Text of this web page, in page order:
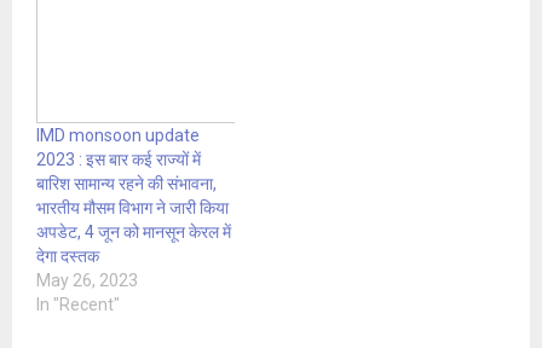
IMD monsoon update
2023 : इस बार कई राज्यों में
बारिश सामान्य रहने की संभावना,
भारतीय मौसम विभाग ने जारी किया
अपडेट, 4 जून को मानसून केरल में
देगा दस्तक
May 26, 2023
In "Recent"